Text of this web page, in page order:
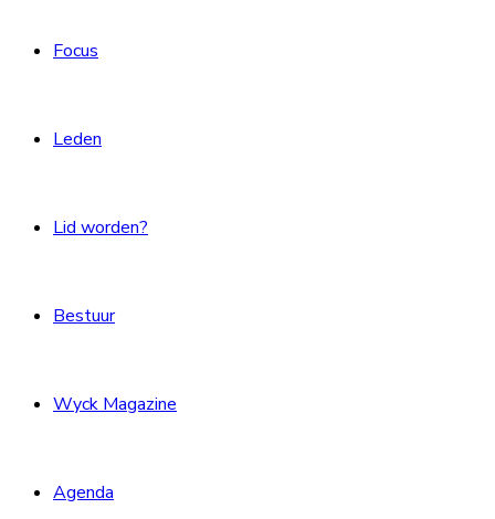
Focus
Leden
Lid worden?
Bestuur
Wyck Magazine
Agenda